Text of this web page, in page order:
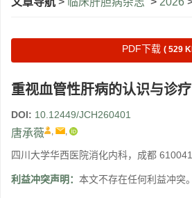
PDF下载 ( 529
重视血管性肝病的认识与诊疗
DOI: 10.12449/JCH260401
唐承薇 , ,
四川大学华西医院消化内科，成都 610041
利益冲突声明： 本文不存在任何利益冲突。